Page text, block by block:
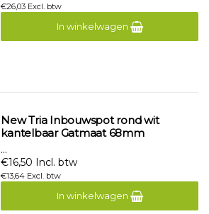
€26,03 Excl. btw
In winkelwagen
New Tria Inbouwspot rond wit
kantelbaar Gatmaat 68mm
...
€16,50 Incl. btw
€13,64 Excl. btw
In winkelwagen